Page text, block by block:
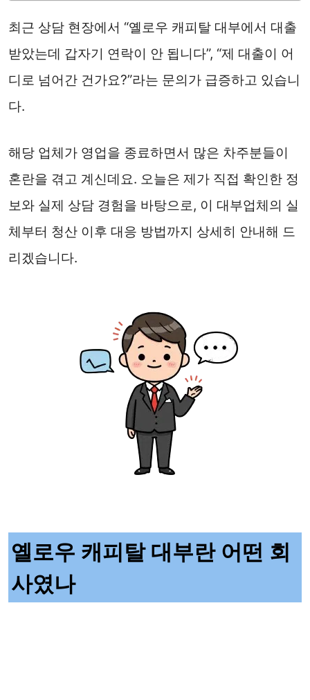
최근 상담 현장에서 “옐로우 캐피탈 대부에서 대출
받았는데 갑자기 연락이 안 됩니다”, “제 대출이 어
디로 넘어간 건가요?”라는 문의가 급증하고 있습니
다.
해당 업체가 영업을 종료하면서 많은 차주분들이
혼란을 겪고 계신데요. 오늘은 제가 직접 확인한 정
보와 실제 상담 경험을 바탕으로, 이 대부업체의 실
체부터 청산 이후 대응 방법까지 상세히 안내해 드
리겠습니다.
옐로우 캐피탈 대부란 어떤 회
사였나